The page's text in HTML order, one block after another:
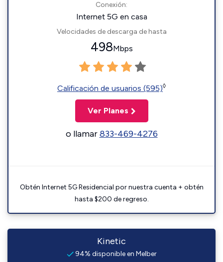
Conexión:
Internet 5G en casa
Velocidades de descarga de hasta
498Mbps
Calificación de usuarios (595)◊
Ver Planes
o llamar833-469-4276
Obtén Internet 5G Residencial por nuestra cuenta + obtén
hasta $200 de regreso.
Kinetic
94% disponible en Melber